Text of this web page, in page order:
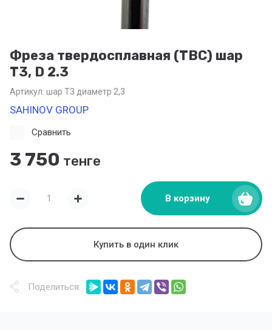
Фреза твердосплавная (ТВС) шар
Т3, D 2.3
Артикул: шар Т3 диаметр 2,3
SAHINOV GROUP
3 750 тенге
Сравнить
В корзину
Купить в один клик
Поделиться: